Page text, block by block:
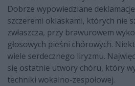
Dobrze wypowiedziane
szczeremi oklaskami, których nie
zwłaszcza, przy brawurowem
głosowych pieśni chórowych.
wiele serdecznego liryzmu.
się ostatnie utwory chóru, który
techniki wokalno-zespołowej.